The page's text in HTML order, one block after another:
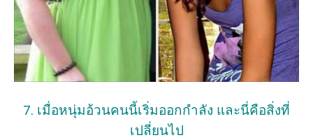
7. เมื่อหนุ่มอ้วนคนนี้เริ่มออกกำลัง และนี่คือสิ่งที่
เปลี่ยนไป